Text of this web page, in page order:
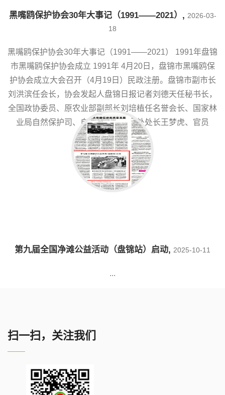
黑嘴鸥保护协会30年大事记（1991——2021） , 2026-03-
18
黑嘴鸥保护协会30年大事记（1991——2021） 1991年盘锦
市黑嘴鸥保护协会成立 1991年 4月20日，盘锦市黑嘴鸥保
护协会成立大会召开（4月19日）民政注册。盘锦市副市长
刘洪滨任会长，协会发起人盘锦日报记者刘德天任秘书长，
全国政协委员、原农业部副部长刘培植任名誉会长、国家林
业局自然保护司、自然保护区管理处处长王梦虎、官员
孟......
第九届全国净滩公益活动（盘锦站）启动, 2025-10-11
...
扫一扫，关注我们